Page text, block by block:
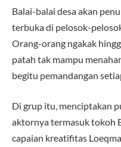
Balai-balai desa akan
terbuka di pelosok-
Orang-orang ngakak
patah tak mampu
begitu pemandangan
Di grup itu, menciptakan
aktornya termasuk tokoh
capaian kreatifitas